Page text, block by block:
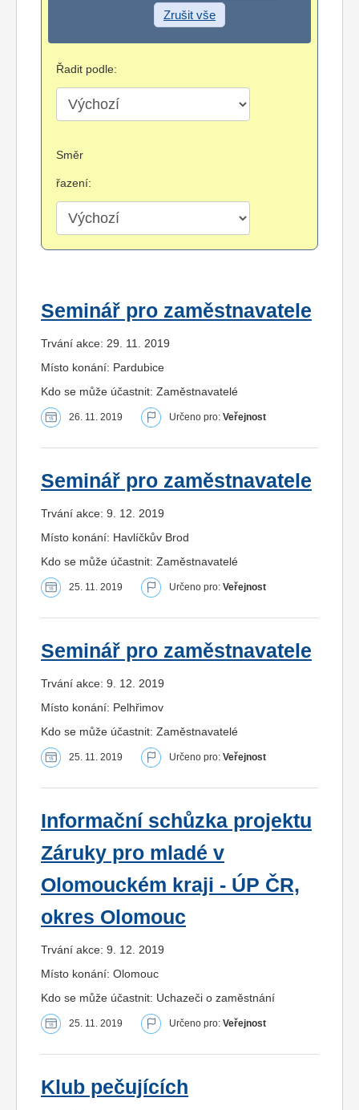
Zrušit vše
Řadit podle:
Směr
řazení:
Seminář pro zaměstnavatele
Trvání akce: 29. 11. 2019
Místo konání: Pardubice
Kdo se může účastnit: Zaměstnavatelé
26. 11. 2019 Určeno pro: Veřejnost
Seminář pro zaměstnavatele
Trvání akce: 9. 12. 2019
Místo konání: Havlíčkův Brod
Kdo se může účastnit: Zaměstnavatelé
25. 11. 2019 Určeno pro: Veřejnost
Seminář pro zaměstnavatele
Trvání akce: 9. 12. 2019
Místo konání: Pelhřimov
Kdo se může účastnit: Zaměstnavatelé
25. 11. 2019 Určeno pro: Veřejnost
Informační schůzka projektu
Záruky pro mladé v
Olomouckém kraji - ÚP ČR,
okres Olomouc
Trvání akce: 9. 12. 2019
Místo konání: Olomouc
Kdo se může účastnit: Uchazeči o zaměstnání
25. 11. 2019 Určeno pro: Veřejnost
Klub pečujících